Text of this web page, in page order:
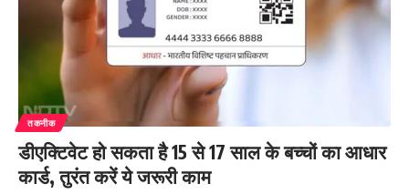
तकनीक
डीएक्टिवेट हो सकता है 15 से 17 साल के बच्चों का आधार
कार्ड, तुरंत करें ये जरूरी काम